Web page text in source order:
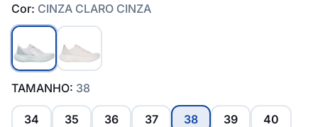
Cor: CINZA CLARO CINZA
TAMANHO: 38
34 35 36 37 38 39 40